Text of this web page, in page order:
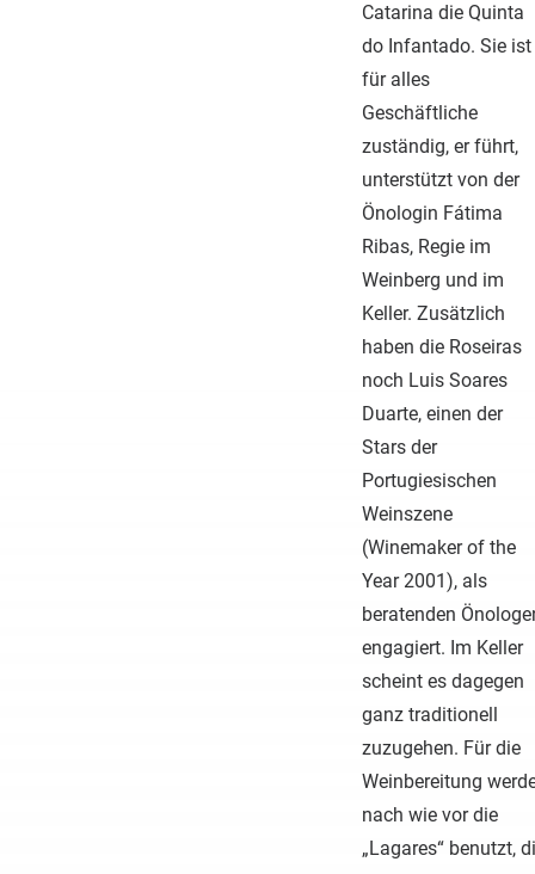
Catarina die Quinta
do Infantado. Sie ist
für alles
Geschäftliche
zuständig, er führt,
unterstützt von der
Önologin Fátima
Ribas, Regie im
Weinberg und im
Keller. Zusätzlich
haben die Roseiras
noch Luis Soares
Duarte, einen der
Stars der
Portugiesischen
Weinszene
(Winemaker of the
Year 2001), als
beratenden
engagiert. Im Keller
scheint es dagegen
ganz traditionell
zuzugehen. Für die
Weinbereitung
nach wie vor die
„Lagares“ benutzt,